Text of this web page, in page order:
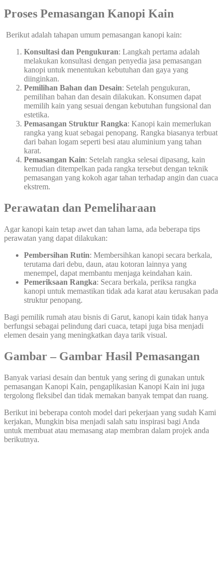
Proses Pemasangan Kanopi Kain
Berikut adalah tahapan umum pemasangan kanopi kain:
Konsultasi dan Pengukuran: Langkah pertama adalah
melakukan konsultasi dengan penyedia jasa pemasangan
kanopi untuk menentukan kebutuhan dan gaya yang
diinginkan.
Pemilihan Bahan dan Desain: Setelah pengukuran,
pemilihan bahan dan desain dilakukan. Konsumen dapat
memilih kain yang sesuai dengan kebutuhan fungsional dan
estetika.
Pemasangan Struktur Rangka: Kanopi kain memerlukan
rangka yang kuat sebagai penopang. Rangka biasanya terbuat
dari bahan logam seperti besi atau aluminium yang tahan
karat.
Pemasangan Kain: Setelah rangka selesai dipasang, kain
kemudian ditempelkan pada rangka tersebut dengan teknik
pemasangan yang kokoh agar tahan terhadap angin dan cuaca
ekstrem.
Perawatan dan Pemeliharaan
Agar kanopi kain tetap awet dan tahan lama, ada beberapa tips
perawatan yang dapat dilakukan:
Pembersihan Rutin: Membersihkan kanopi secara berkala,
terutama dari debu, daun, atau kotoran lainnya yang
menempel, dapat membantu menjaga keindahan kain.
Pemeriksaan Rangka: Secara berkala, periksa rangka
kanopi untuk memastikan tidak ada karat atau kerusakan pada
struktur penopang.
Bagi pemilik rumah atau bisnis di Garut, kanopi kain tidak hanya
berfungsi sebagai pelindung dari cuaca, tetapi juga bisa menjadi
elemen desain yang meningkatkan daya tarik visual.
Gambar – Gambar Hasil Pemasangan
Banyak variasi desain dan bentuk yang sering di gunakan untuk
pemasangan Kanopi Kain, pengaplikasian Kanopi Kain ini juga
tergolong fleksibel dan tidak memakan banyak tempat dan ruang.
Berikut ini beberapa contoh model dari pekerjaan yang sudah Kami
kerjakan, Mungkin bisa menjadi salah satu inspirasi bagi Anda
untuk membuat atau memasang atap membran dalam projek anda
berikutnya.